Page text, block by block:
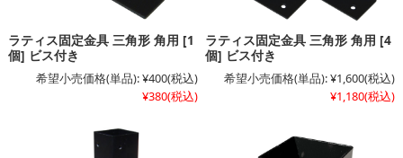
ラティス固定金具 三角形 角用 [1
個] ビス付き
希望小売価格(単品):¥400(税込)
¥380(税込)
ラティス固定金具 三角形 角用 [4
個] ビス付き
希望小売価格(単品):¥1,600(税込)
¥1,180(税込)